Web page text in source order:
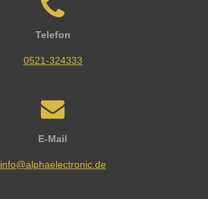
Telefon
0521-324333
E-Mail
info@alphaelectronic.de